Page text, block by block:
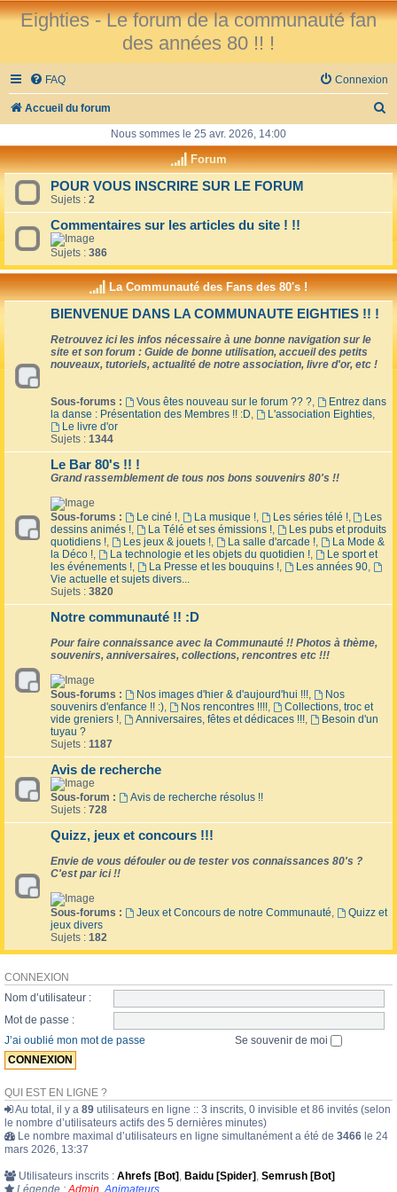
Eighties - Le forum de la communauté fan
des années 80 !! !
FAQ Connexion
Accueil du forum
h
h
e
Nous sommes le 25 avr. 2026, 14:00
Forum
POUR VOUS INSCRIRE SUR LE FORUM
Sujets : 2
Commentaires sur les articles du site ! !!
Sujets : 386
La Communauté des Fans des 80's !
BIENVENUE DANS LA COMMUNAUTE EIGHTIES !! !
Retrouvez ici les infos nécessaire à une bonne navigation sur le
site et son forum : Guide de bonne utilisation, accueil des petits
nouveaux, tutoriels, actualité de notre association, livre d'or, etc !
Sous-forums : Vous êtes nouveau sur le forum ?? ?,
Entrez dans
la danse : Présentation des Membres !! :D, L'association Eighties,
Le livre d'or
Sujets : 1344
Le Bar 80's !! !
Grand rassemblement de tous nos bons souvenirs 80's !!
Sous-forums : Le ciné !, La musique !, Les séries télé !,
Les
dessins animés !, La Télé et ses émissions !,
Les pubs et produits
quotidiens !, Les jeux & jouets !, La salle d'arcade !,
La Mode &
la Déco !, La technologie et les objets du quotidien !,
Le sport et
les événements !, La Presse et les bouquins !, Les années 90,
Vie actuelle et sujets divers...
Sujets : 3820
Notre communauté !! :D
Pour faire connaissance avec la Communauté !! Photos à thème,
souvenirs, anniversaires, collections, rencontres etc !!!
Sous-forums : Nos images d'hier & d'aujourd'hui !!!,
Nos
souvenirs d'enfance !! :), Nos rencontres !!!!,
Collections, troc et
vide greniers !, Anniversaires, fêtes et dédicaces !!!,
Besoin d'un
tuyau ?
Sujets : 1187
Avis de recherche
Sous-forum :
Avis de recherche résolus !!
Sujets : 728
Quizz, jeux et concours !!!
Envie de vous défouler ou de tester vos connaissances 80's ?
C'est par ici !!
Sous-forums : Jeux et Concours de notre Communauté,
Quizz et
jeux divers
Sujets : 182
CONNEXION
Nom d’utilisateur :
Mot de passe :
J’ai oublié mon mot de passe
Se souvenir de moi
QUI EST EN LIGNE ?
Au total, il y a 89 utilisateurs en ligne :: 3 inscrits, 0 invisible et 86 invités (selon
le nombre d’utilisateurs actifs des 5 dernières minutes)
Le nombre maximal d’utilisateurs en ligne simultanément a été de 3466 le 24
mars 2026, 13:37
Utilisateurs inscrits : Ahrefs [Bot] , Baidu [Spider] , Semrush [Bot]
Légende : Admin Animateurs